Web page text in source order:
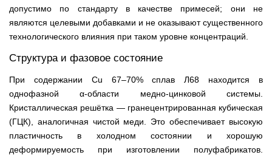
допустимо по стандарту в качестве примесей; они не
являются целевыми добавками и не оказывают существенного
технологического влияния при таком уровне концентраций.
Структура и фазовое состояние
При содержании Cu 67–70% сплав Л68 находится в
однофазной α-области медно-цинковой системы.
Кристаллическая решётка — гранецентрированная кубическая
(ГЦК), аналогичная чистой меди. Это обеспечивает высокую
пластичность в холодном состоянии и хорошую
деформируемость при изготовлении полуфабрикатов.